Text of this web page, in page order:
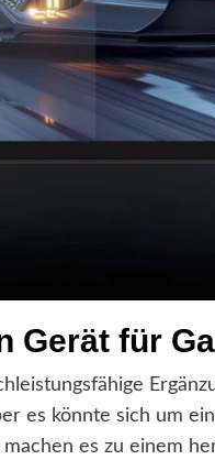
Gerät für
es könnte sich um
es zu einem